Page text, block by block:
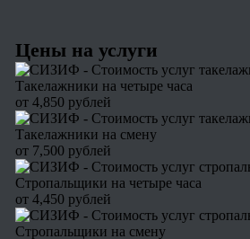
Цены на услуги
Такелажники на четыре часа
от 4,850 рублей
Такелажники на смену
от 7,500 рублей
Стропальщики на четыре часа
от 4,450 рублей
Стропальщики на смену